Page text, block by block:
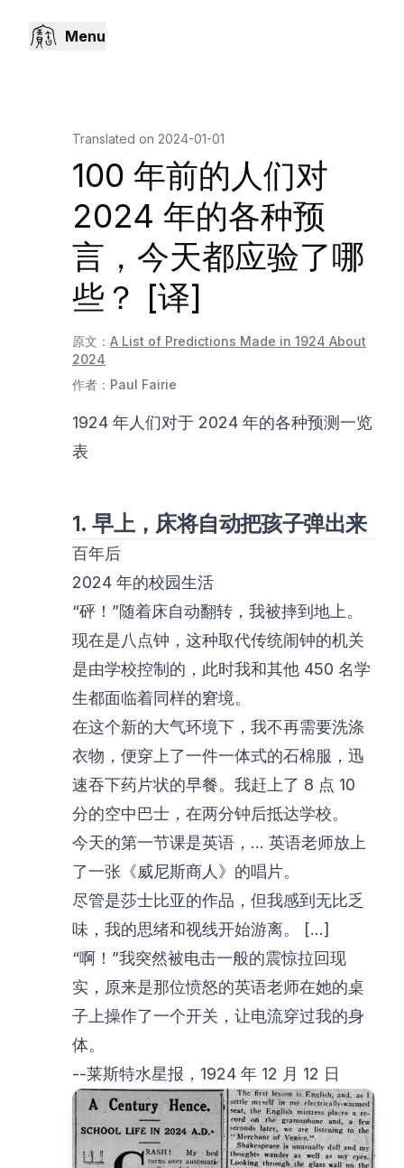
Menu
Translated on 2024-01-01
100 年前的人们对
2024 年的各种预
言，今天都应验了哪
些？ [译]
原文： A List of Predictions Made in 1924 About
2024
作者： Paul Fairie
1924 年人们对于 2024 年的各种预测一览
表
1. 早上，床将自动把孩子弹出来
百年后
2024 年的校园生活
“砰！”随着床自动翻转，我被摔到地上。
现在是八点钟，这种取代传统闹钟的机关
是由学校控制的，此时我和其他 450 名学
生都面临着同样的窘境。
在这个新的大气环境下，我不再需要洗涤
衣物，便穿上了一件一体式的石棉服，迅
速吞下药片状的早餐。我赶上了 8 点 10
分的空中巴士，在两分钟后抵达学校。
今天的第一节课是英语，... 英语老师放上
了一张《威尼斯商人》的唱片。
尽管是莎士比亚的作品，但我感到无比乏
味，我的思绪和视线开始游离。 [...]
“啊！”我突然被电击一般的震惊拉回现
实，原来是那位愤怒的英语老师在她的桌
子上操作了一个开关，让电流穿过我的身
体。
--莱斯特水星报，1924 年 12 月 12 日